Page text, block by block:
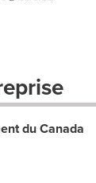
du Canada